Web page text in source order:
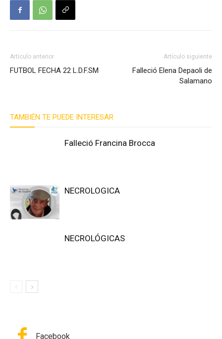
Artículo anterior
FUTBOL FECHA 22 L.D.F.SM
Artículo siguiente
Falleció Elena Depaoli de
Salamano
TAMBIÉN TE PUEDE INTERESAR
Falleció Francina Brocca
NECROLOGICA
NECROLÓGICAS
Facebook